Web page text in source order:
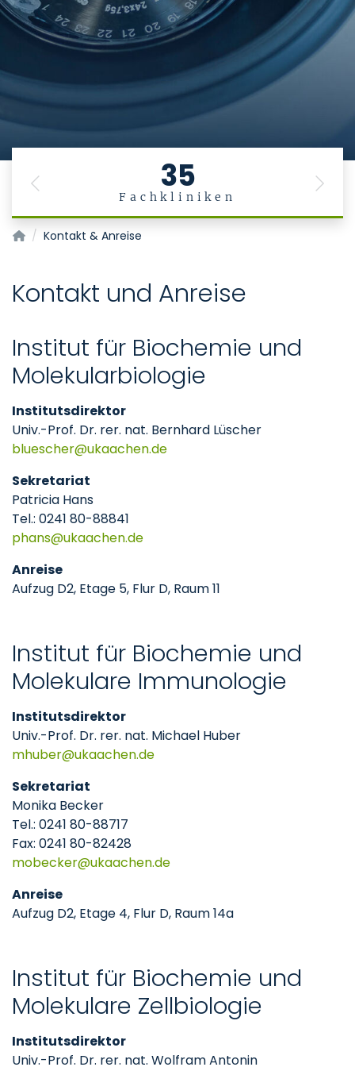
35
Fachkliniken
Previous Next
Biochemische Institute
Kontakt & Anreise
Kontakt und Anreise
Institut für Biochemie und
Molekularbiologie
Institutsdirektor
Univ.-Prof. Dr. rer. nat. Bernhard Lüscher
bluescher
ukaachende
Sekretariat
Patricia Hans
Tel.: 0241 80-88841
phans
ukaachende
Anreise
Aufzug D2, Etage 5, Flur D, Raum 11
Institut für Biochemie und
Molekulare Immunologie
Institutsdirektor
Univ.-Prof. Dr. rer. nat. Michael Huber
mhuber
ukaachende
Sekretariat
Monika Becker
Tel.: 0241 80-88717
Fax: 0241 80-82428
mobecker
ukaachende
Anreise
Aufzug D2, Etage 4, Flur D, Raum 14a
Institut für Biochemie und
Molekulare Zellbiologie
Institutsdirektor
Univ.-Prof. Dr. rer. nat. Wolfram Antonin